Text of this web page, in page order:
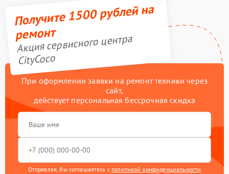
Получите 1500 рублей на
ремонт
Акция сервисного центра
CityCoco
При оформлении заявки на ремонт техники через
сайт,
действует персональная бессрочная скидка
Отправляя, Вы соглашаетесь с политикой конфиденциальности